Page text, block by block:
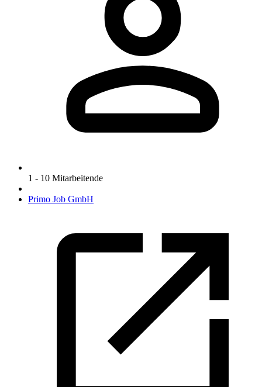
1 - 10 Mitarbeitende
Primo Job GmbH